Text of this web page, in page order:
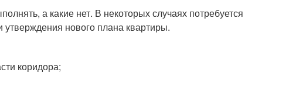
а какие нет. В некоторых случаях потребуется
нового плана квартиры.
коридора;